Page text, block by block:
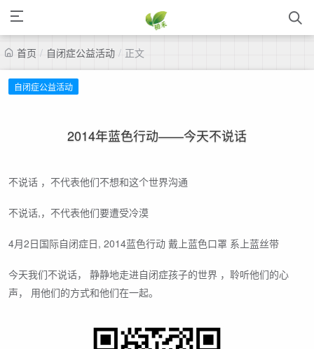
首页 / 自闭症公益活动 / 正文
自闭症公益活动
2014年蓝色行动——今天不说话
不说话 ，不代表他们不想和这个世界沟通
不说话,，不代表他们要遭受冷漠
4月2日国际自闭症日, 2014蓝色行动 戴上蓝色口罩 系上蓝丝带
今天我们不说话， 静静地走进自闭症孩子的世界 ，聆听他们的心
声， 用他们的方式和他们在一起。